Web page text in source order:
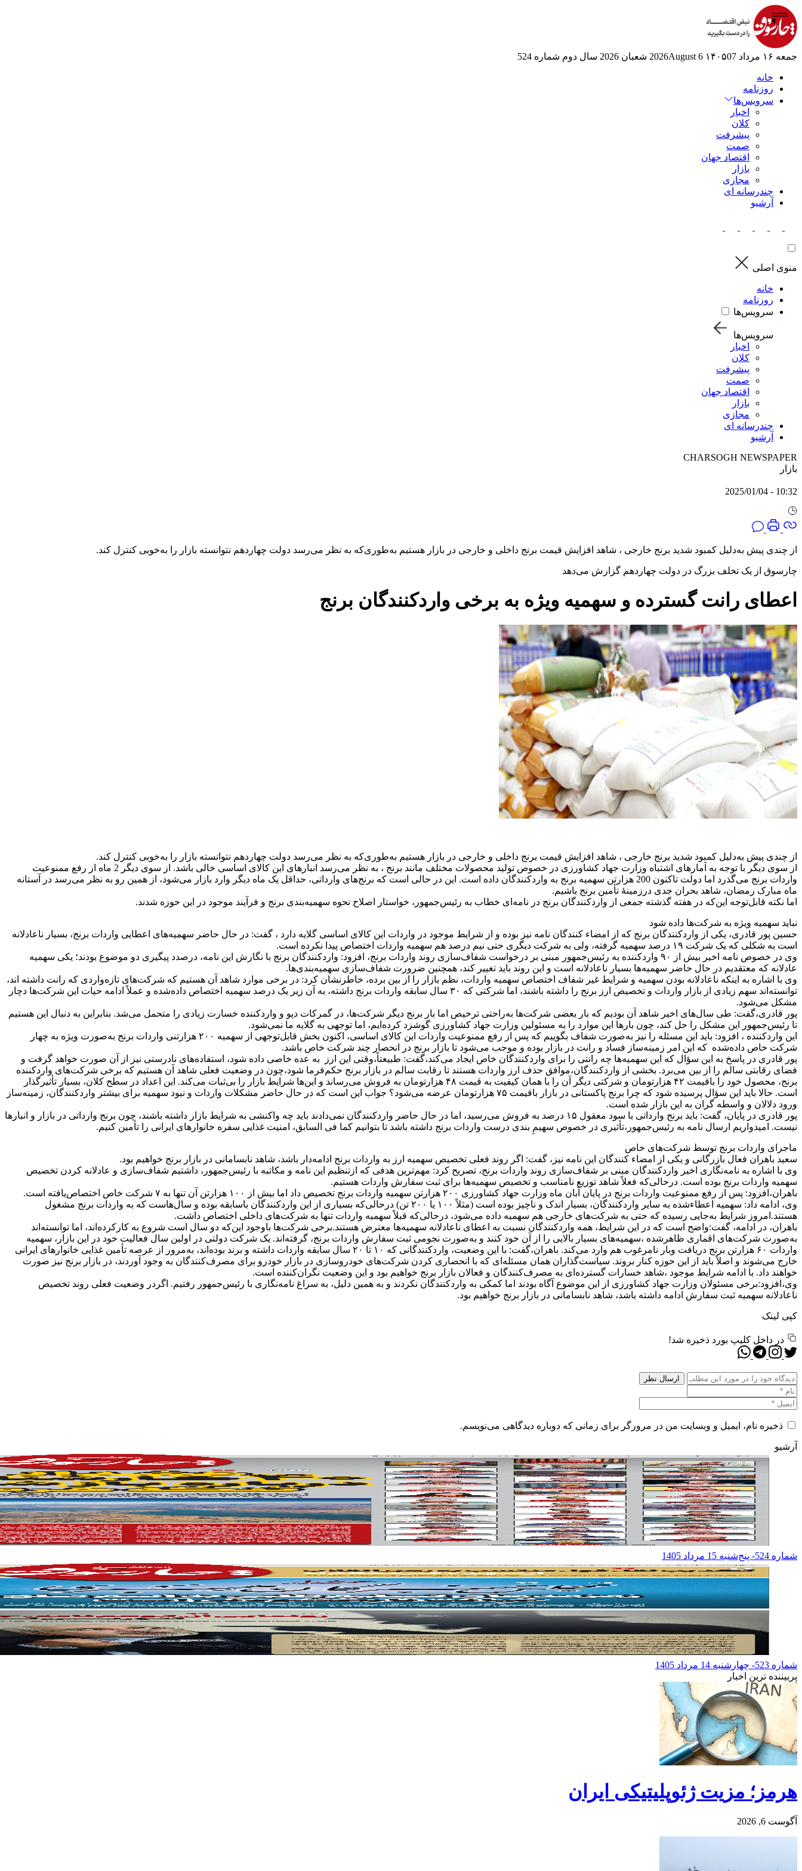
جمعه ۱۶ مرداد ۱۴۰۵ 07 2026August 6 شعبان 2026 سال دوم شماره 524
خانه
روزنامه
سرویس‌ها
اخبار
کلان
پیشرفت
صمت
اقتصاد جهان
بازار
مجازی
چندرسانه ای
آرشیو
منوی اصلی
خانه
روزنامه
سرویس‌ها
سرویس‌ها
اخبار
کلان
پیشرفت
صمت
اقتصاد جهان
بازار
مجازی
چندرسانه ای
آرشیو
CHARSOGH NEWSPAPER
بازار
10:32 - 2025/01/04
از چندی پیش به‌دلیل کمبود شدید برنج خارجی ، شاهد افزایش قیمت برنج داخلی و خارجی در بازار هستیم به‌طوری‌که به نظر می‌رسد دولت چهاردهم نتوانسته بازار را به‌خوبی کنترل کند.
چارسوق از یک تخلف بزرگ در دولت چهاردهم گزارش می‌دهد
اعطای رانت گسترده و سهمیه ویژه به برخی واردکنندگان برنج
از چندی پیش به‌دلیل کمبود شدید برنج خارجی ، شاهد افزایش قیمت برنج داخلی و خارجی در بازار هستیم به‌طوری‌که به نظر می‌رسد دولت چهاردهم نتوانسته بازار را به‌خوبی کنترل کند.
از سوی دیگر با توجه به آمارهای اشتباه وزارت جهاد کشاورزی در خصوص تولید محصولات مختلف مانند برنج ، به نظر می‌رسد انبارهای این کالای اساسی خالی باشد. از سوی دیگر 2 ماه از رفع ممنوعیت
واردات برنج می‌گذرد اما دولت تاکنون 200 هزارتن سهمیه برنج به واردکنندگان داده است. این در حالی است که برنج‌های وارداتی، حداقل یک ماه دیگر وارد بازار می‌شود، از همین رو به نظر می‌رسد در آستانه
ماه مبارک رمضان، شاهد بحران جدی درزمینهٔ تأمین برنج باشیم.
اما نکته قابل‌توجه این‌که در هفته گذشته جمعی از واردکنندگان برنج در نامه‌ای خطاب به رئیس‌جمهور، خواستار اصلاح نحوه سهمیه‌بندی برنج و فرآیند موجود در این حوزه شدند.
نباید سهمیه ویژه به شرکت‌ها داده شود
حسین پور قادری، یکی از واردکنندگان برنج که از امضاء کنندگان نامه نیز بوده و از شرایط موجود در واردات این کالای اساسی گلایه دارد ، گفت: در حال حاضر سهمیه‌های اعطایی واردات برنج، بسیار ناعادلانه
است به شکلی که یک شرکت ۱۹ درصد سهمیه گرفته، ولی به شرکت دیگری حتی نیم درصد هم سهمیه واردات اختصاص پیدا نکرده است.
وی در خصوص نامه اخیر بیش از ۹۰ واردکننده به رئیس‌جمهور مبنی بر درخواست شفاف‌سازی روند واردات برنج، افزود: واردکنندگان برنج با نگارش این نامه، درصدد پیگیری دو موضوع بودند؛ یکی سهمیه
عادلانه که معتقدیم در حال حاضر سهمیه‌ها بسیار ناعادلانه است و این روند باید تغییر کند، همچنین ضرورت شفاف‌سازی سهمیه‌بندی‌ها.
وی با اشاره به اینکه ناعادلانه بودن سهمیه و شرایط غیر شفاف اختصاص سهمیه واردات، نظم بازار را از بین برده، خاطرنشان کرد: در برخی موارد شاهد آن هستیم که شرکت‌های تازه‌واردی که رانت داشته اند،
توانسته‌اند سهم زیادی از بازار واردات و تخصیص ارز برنج را داشته باشند، اما شرکتی که ۳۰ سال سابقه واردات برنج داشته، به آن زیر یک درصد سهمیه اختصاص داده‌شده و عملاً ادامه حیات این شرکت‌ها دچار
مشکل می‌شود.
پور قادری،گفت: طی سال‌های اخیر شاهد آن بودیم که بار بعضی شرکت‌ها به‌راحتی ترخیص اما بار برنج دیگر شرکت‌ها، در گمرکات دپو و واردکننده خسارت زیادی را متحمل می‌شد. بنابراین به دنبال این هستیم
تا رئیس‌جمهور این مشکل را حل کند، چون بارها این موارد را به مسئولین وزارت جهاد کشاورزی گوشزد کرده‌ایم، اما توجهی به گلایه ما نمی‌شود.
این واردکننده ، افزود: باید این مسئله را نیز به‌صورت شفاف بگوییم که پس از رفع ممنوعیت واردات این کالای اساسی، اکنون بخش قابل‌توجهی از سهمیه ۲۰۰ هزارتنی واردات برنج به‌صورت ویژه به چهار
شرکت خاص داده‌شده که این امر زمینه‌ساز فساد و رانت در بازار بوده و موجب می‌شود تا بازار برنج در انحصار چند شرکت خاص باشد.
پور قادری در پاسخ به این سؤال که این سهمیه‌ها چه رانتی را برای واردکنندگان خاص ایجاد می‌کند،گفت: طبیعتاً،وقتی این ارز به عده خاصی داده شود، استفاده‌های نادرستی نیز از آن صورت خواهد گرفت و
فضای رقابتی سالم را از بین می‌برد. بخشی از واردکنندگان،موافق حذف ارز واردات هستند تا رقابت سالم در بازار برنج حکم‌فرما شود،چون در وضعیت فعلی شاهد آن هستیم که برخی شرکت‌های واردکننده
برنج، محصول خود را باقیمت ۴۲ هزارتومان و شرکتی دیگر آن را با همان کیفیت به قیمت ۴۸ هزارتومان به فروش می‌رساند و این‌ها شرایط بازار را بی‌ثبات می‌کند. این اعداد در سطح کلان، بسیار تأثیرگذار
است. حالا باید این سؤال پرسیده شود که چرا برنج پاکستانی در بازار باقیمت ۷۵ هزارتومان عرضه می‌شود؟ جواب این است که در حال حاضر مشکلات واردات و نبود سهمیه برای بیشتر واردکنندگان، زمینه‌ساز
ورود دلالان و واسطه گران به این بازار شده است.
پور قادری در پایان، گفت: باید برنج وارداتی با سود معقول ۱۵ درصد به فروش می‌رسید، اما در حال حاضر واردکنندگان نمی‌دادند باید چه واکنشی به شرایط بازار داشته باشند، چون برنج وارداتی در بازار و انبارها
نیست. امیدواریم ارسال نامه به رئیس‌جمهور،تأثیری در خصوص سهیمِ بندی درست واردات برنج داشته باشد تا بتوانیم کما فی السابق، امنیت غذایی سفره خانوارهای ایرانی را تأمین کنیم.
ماجرای واردات برنج توسط شرکت‌های خاص
سعید باهران فعال بازرگانی و یکی از امضاء کنندگان این نامه نیز، گفت: اگر روند فعلی تخصیص سهمیه ارز به واردات برنج ادامه‌دار باشد، شاهد نابسامانی در بازار برنج خواهیم بود.
وی با اشاره به نامه‌نگاری اخیر واردکنندگان مبنی بر شفاف‌سازی روند واردات برنج،‌ تصریح کرد: مهم‌ترین هدفی که ازتنظیم این نامه و مکاتبه با رئیس‌جمهور، داشتیم شفاف‌سازی و عادلانه کردن تخصیص
سهمیه واردات برنج بوده است. درحالی‌که فعلاً شاهد توزیع نامناسب و تخصیص سهمیه‌ها برای ثبت سفارش واردات هستیم.
باهران،افزود: پس از رفع ممنوعیت واردات برنج در پایان آبان ماه وزارت جهاد کشاورزی ۲۰۰ هزارتن سهمیه واردات برنج تخصیص داد اما بیش از ۱۰۰ هزارتن آن تنها به ۷ شرکت خاص اختصاص‌یافته است.
وی، ادامه داد: سهمیه اعطاءشده به سایر واردکنندگان، بسیار اندک و ناچیز بوده است (مثلاً ۱۰۰ یا ۲۰۰ تن) درحالی‌که بسیاری از این واردکنندگان باسابقه بوده و سال‌هاست که به واردات برنج مشغول
هستند.امروز شرایط به‌جایی رسیده که حتی به شرکت‌های خارجی هم سهمیه داده می‌شود، درحالی‌که قبلاً سهمیه واردات تنها به شرکت‌های داخلی اختصاص داشت.
باهران، در ادامه، گفت:واضح است که در این شرایط، همه واردکنندگان نسبت به اعطای ناعادلانه سهمیه‌ها معترض هستند.برخی شرکت‌ها باوجود این‌که دو سال است شروع به کارکرده‌اند، اما توانسته‌اند
به‌صورت شرکت‌های اقماری ظاهرشده ،سهمیه‌های بسیار بالایی را از آن خود کنند و به‌صورت نجومی ثبت سفارش واردات برنج، گرفته‌اند. یک شرکت دولتی در اولین سال فعالیت خود در این بازار، سهمیه
واردات ۶۰ هزارتن برنج دریافت وبار نامرغوب هم وارد می‌کند. باهران،گفت: با این وضعیت، واردکنندگانی که ۱۰ تا ۲۰ سال سابقه واردات داشته و برند بوده‌اند، به‌مرور از عرصه تأمین غذایی خانوارهای ایرانی
خارج می‌شوند و اصلاً باید از این حوزه کنار بروند. سیاست‌گذاران همان مسئله‌ای که با انحصاری کردن شرکت‌های خودروسازی در بازار خودرو برای مصرف‌کنندگان به وجود آوردند، در بازار برنج نیز صورت
خواهند داد. با ادامه شرایط موجود ،شاهد خسارات گسترده‌ای به مصرف‌کنندگان و فعالان بازار برنج خواهیم بود و این وضعیت نگران‌کننده است.
وی،افزود:برخی مسئولان وزارت جهاد کشاورزی از این موضوع آگاه بودند اما کمکی به واردکنندگان نکردند و به همین دلیل، به سراغ نامه‌نگاری با رئیس‌جمهور رفتیم. اگردر وضعیت فعلی روند تخصیص
ناعادلانه سهمیه ثبت سفارش ادامه داشته باشد، شاهد نابسامانی در بازار برنج خواهیم بود.
کپی لینک
در داخل کلیپ بورد ذخیره شد!
ذخیره نام، ایمیل و وبسایت من در مرورگر برای زمانی که دوباره دیدگاهی می‌نویسم.
آرشیو
شماره 524- پنج‌شنبه 15 مرداد 1405
شماره 523- چهارشنبه 14 مرداد 1405
پربیننده ترین اخبار
هرمز؛ مزیت ژئوپلیتیکی ایران
آگوست 6, 2026